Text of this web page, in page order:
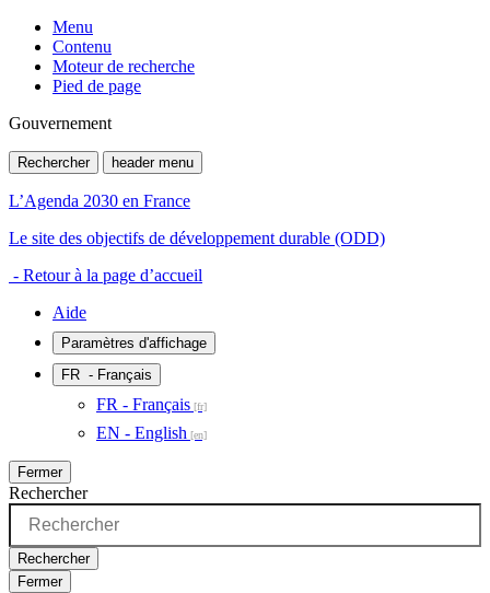
Menu
Contenu
Moteur de recherche
Pied de page
Gouvernement
Rechercher header menu
L’Agenda 2030 en France
Le site des objectifs de développement durable (ODD)
- Retour à la page d’accueil
Aide
Paramètres d'affichage
FR - Français
FR - Français
EN - English
Fermer
Rechercher
Rechercher
Fermer